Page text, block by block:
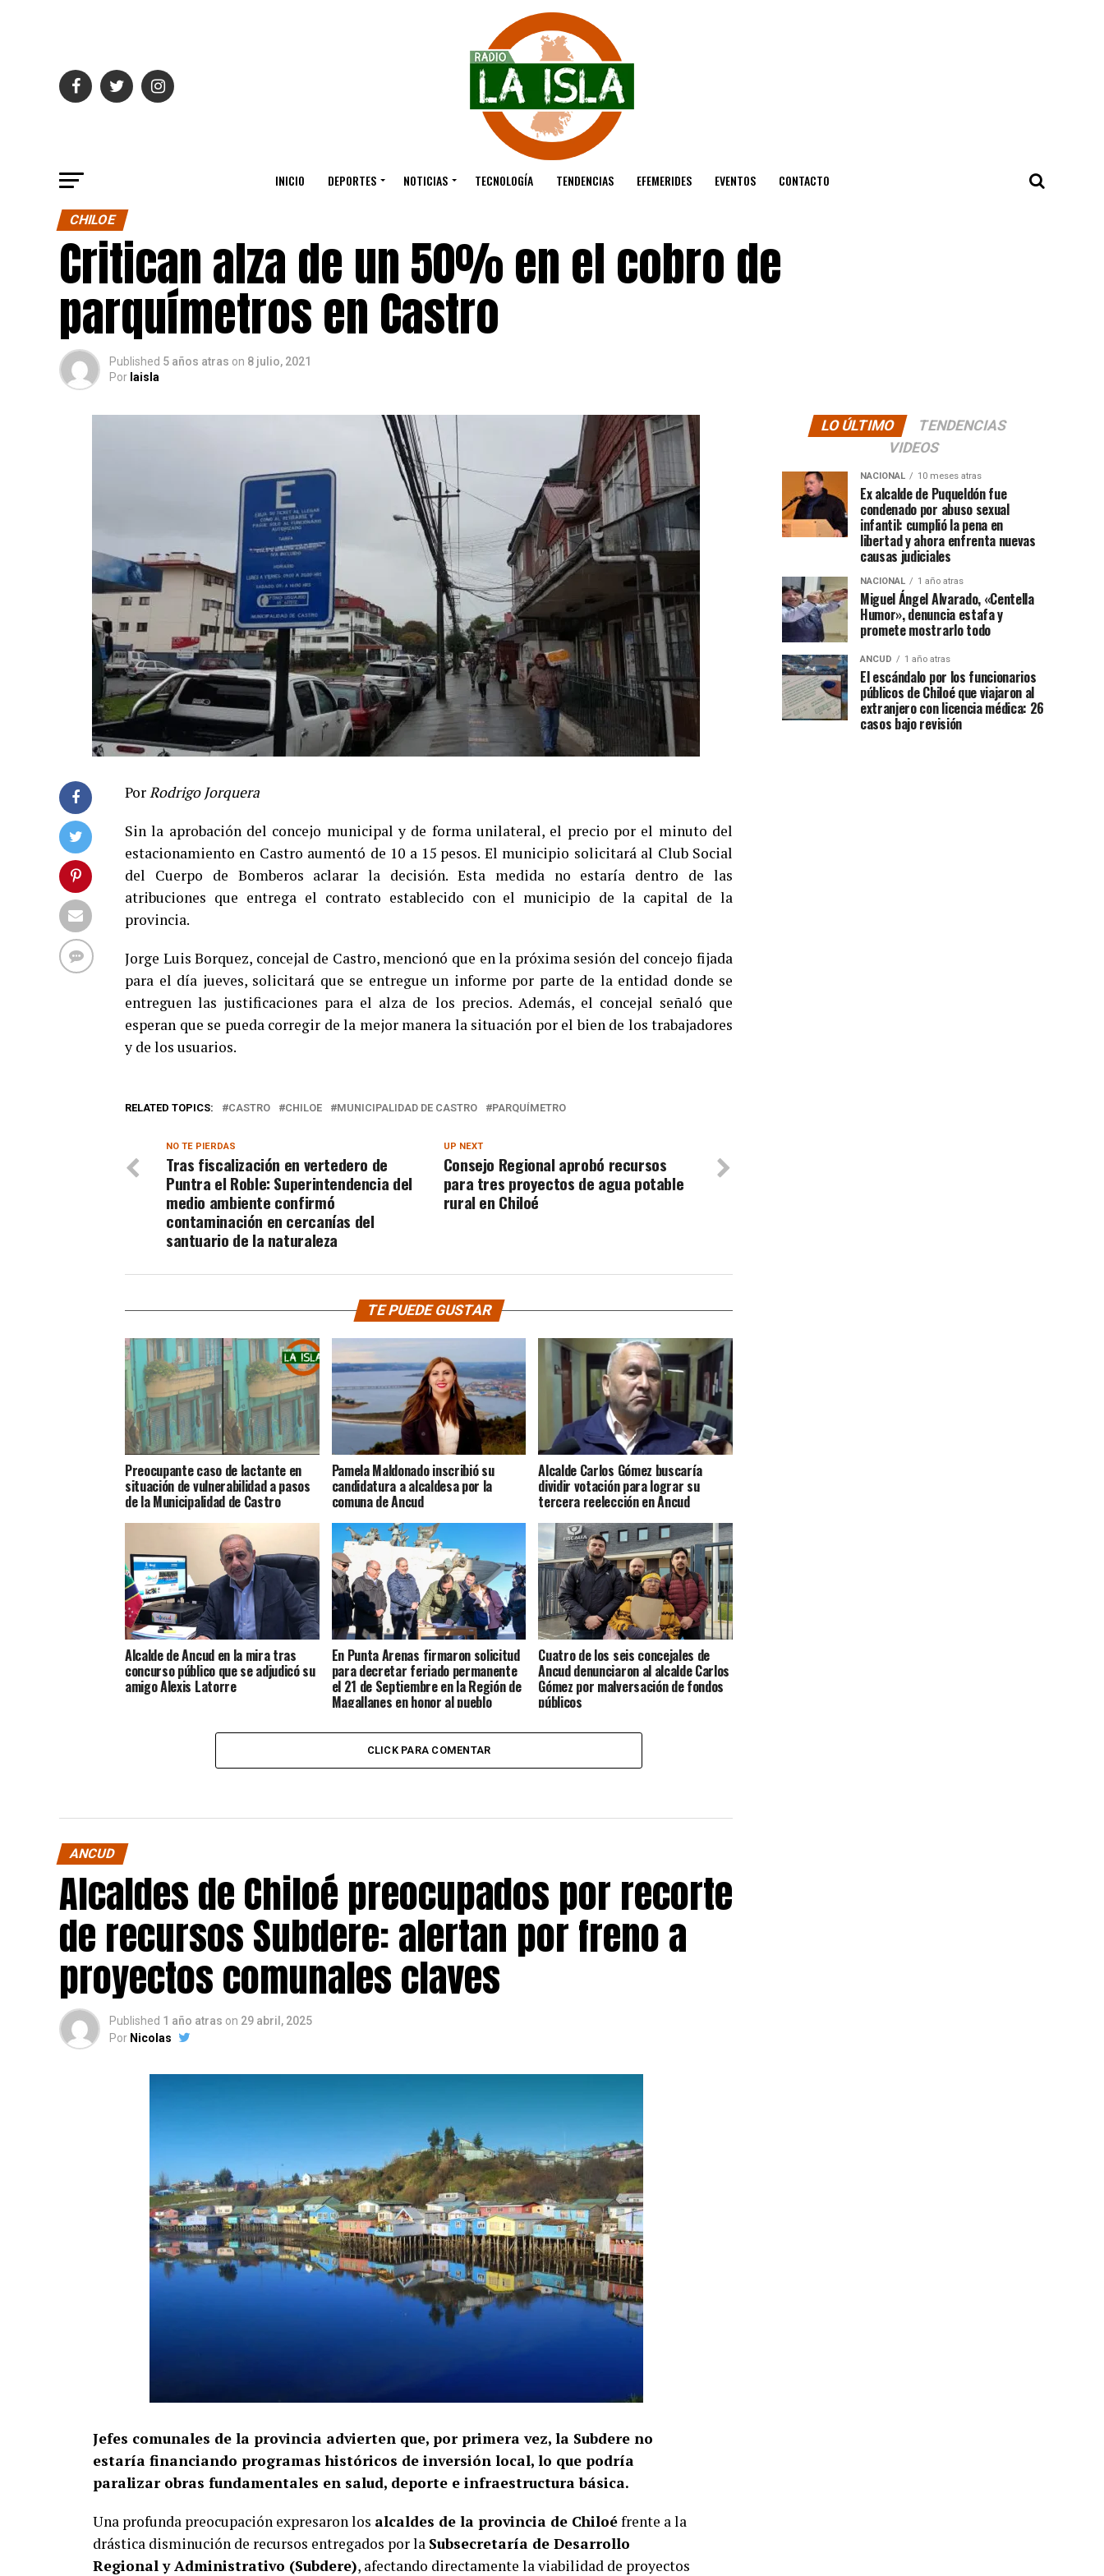
INICIO DEPORTES NOTICIAS TECNOLOGÍA TENDENCIAS EFEMERIDES EVENTOS CONTACTO
CHILOE
Critican alza de un 50% en el cobro de
parquímetros en Castro
Published 5 años atras on 8 julio, 2021
Por laisla
PorRodrigo Jorquera
Sin la aprobación del concejo municipal y de forma unilateral, el precio por el minuto del
estacionamiento en Castro aumentó de 10 a 15 pesos. El municipio solicitará al Club Social
del Cuerpo de Bomberos aclarar la decisión. Esta medida no estaría dentro de las
atribuciones que entrega el contrato establecido con el municipio de la capital de la
provincia.
Jorge Luis Borquez, concejal de Castro, mencionó que en la próxima sesión del concejo fijada
para el día jueves, solicitará que se entregue un informe por parte de la entidad donde se
entreguen las justificaciones para el alza de los precios. Además, el concejal señaló que
esperan que se pueda corregir de la mejor manera la situación por el bien de los trabajadores
y de los usuarios.
RELATED TOPICS: CASTRO CHILOE MUNICIPALIDAD DE CASTRO PARQUÍMETRO
UP NEXT
Consejo Regional aprobó recursos
para tres proyectos de agua potable
rural en Chiloé
NO TE PIERDAS
Tras fiscalización en vertedero de
Puntra el Roble: Superintendencia del
medio ambiente confirmó
contaminación en cercanías del
santuario de la naturaleza
TE PUEDE GUSTAR
Preocupante caso de lactante en
situación de vulnerabilidad a pasos
de la Municipalidad de Castro
Pamela Maldonado inscribió su
candidatura a alcaldesa por la
comuna de Ancud
Alcalde Carlos Gómez buscaría
dividir votación para lograr su
tercera reelección en Ancud
Alcalde de Ancud en la mira tras
concurso público que se adjudicó su
amigo Alexis Latorre
En Punta Arenas firmaron solicitud
para decretar feriado permanente
el 21 de Septiembre en la Región de
Magallanes en honor al pueblo
Cuatro de los seis concejales de
Ancud denunciaron al alcalde Carlos
Gómez por malversación de fondos
públicos
CLICK PARA COMENTAR
ANCUD
Alcaldes de Chiloé preocupados por recorte
de recursos Subdere: alertan por freno a
proyectos comunales claves
Published 1 año atras on 29 abril, 2025
Por Nicolas
Jefes comunales de la provincia advierten que, por primera vez, la Subdere no
estaría financiando programas históricos de inversión local, lo que podría
paralizar obras fundamentales en salud, deporte e infraestructura básica.
Una profunda preocupación expresaron los alcaldes de la provincia de Chiloéfrente a la
drástica disminución de recursos entregados por la Subsecretaría de Desarrollo
Regional y Administrativo (Subdere), afectando directamente la viabilidad de proyectos
LO ÚLTIMO
TENDENCIAS
VIDEOS
NACIONAL 10 meses atras
Ex alcalde de Puqueldón fue
condenado por abuso sexual
infantil: cumplió la pena en
libertad y ahora enfrenta nuevas
causas judiciales
NACIONAL 1 año atras
Miguel Ángel Alvarado, «Centella
Humor», denuncia estafa y
promete mostrarlo todo
ANCUD 1 año atras
El escándalo por los funcionarios
públicos de Chiloé que viajaron al
extranjero con licencia médica: 26
casos bajo revisión